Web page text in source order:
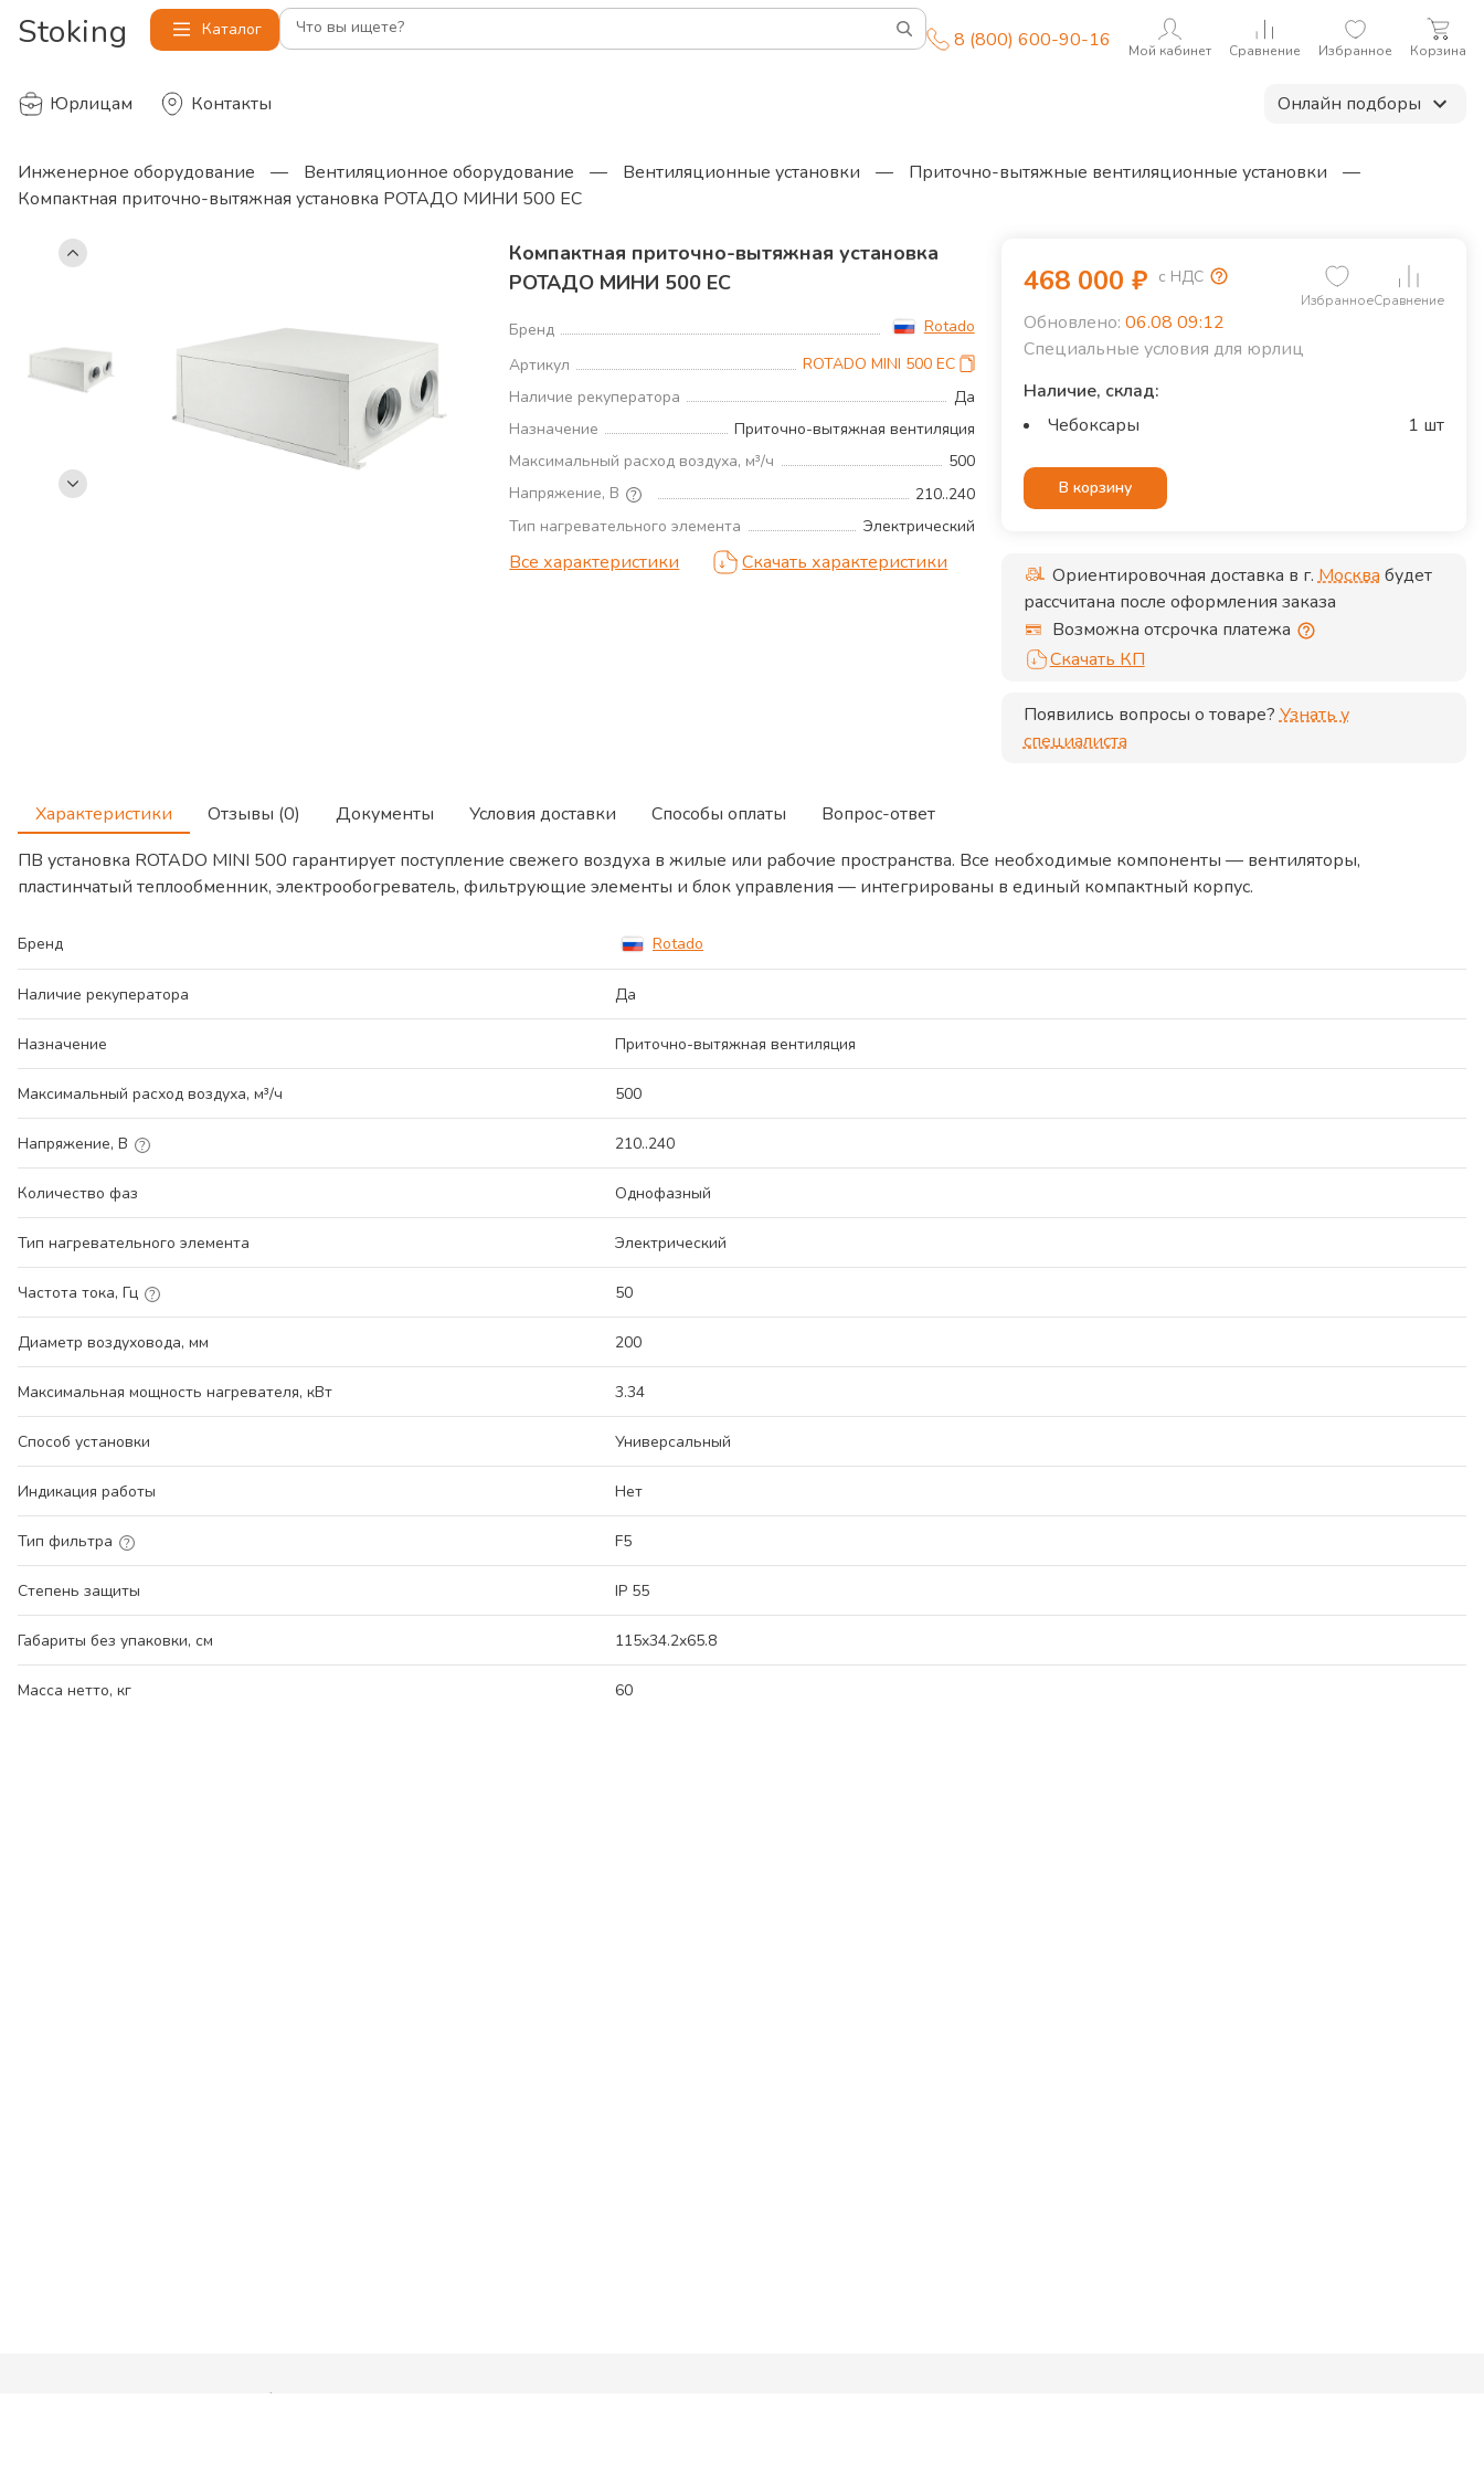
Stoking Каталог Что вы ищете? 8 (800) 600-90-16 Мой кабинет Сравнение Избранное Корзина
Юрлицам Контакты Онлайн подборы
Инженерное оборудование — Вентиляционное оборудование — Вентиляционные установки — Приточно-вытяжные вентиляционные установки
—
Компактная приточно-вытяжная установка РОТАДО МИНИ 500 ЕС
Компактная приточно-вытяжная установка
РОТАДО МИНИ 500 ЕС
Бренд
Rotado
Артикул
ROTADO MINI 500 EC
Наличие рекуператора
Да
Назначение
Приточно-вытяжная вентиляция
Максимальный расход воздуха, м³/ч
500
Напряжение, В
210..240
Тип нагревательного элемента
Электрический
Все характеристики Скачать характеристики
468 000 ₽ с НДС
ИзбранноеСравнение
Обновлено: 06.08 09:12
Специальные условия для юрлиц
Наличие, склад:
Чебоксары
1 шт
В корзину
Ориентировочная доставка в г.Москва будет
рассчитана после оформления заказа
Возможна отсрочка платежа
Скачать КП
Появились вопросы о товаре? Узнать у
специалиста
Характеристики Отзывы (0) Документы Условия доставки Способы оплаты
Вопрос-ответ
ПВ установка ROTADO MINI 500 гарантирует поступление свежего воздуха в жилые или рабочие пространства. Все необходимые компоненты — вентиляторы,
пластинчатый теплообменник, электрообогреватель, фильтрующие элементы и блок управления — интегрированы в единый компактный корпус.
Бренд Rotado
Наличие рекуператора Да
Назначение Приточно-вытяжная вентиляция
Максимальный расход воздуха, м³/ч 500
Напряжение, В 210..240
Количество фаз Однофазный
Тип нагревательного элемента Электрический
Частота тока, Гц 50
Диаметр воздуховода, мм 200
Максимальная мощность нагревателя, кВт 3.34
Способ установки Универсальный
Индикация работы Нет
Тип фильтра F5
Степень защиты IP 55
Габариты без упаковки, см 115x34.2x65.8
Масса нетто, кг 60
Компания